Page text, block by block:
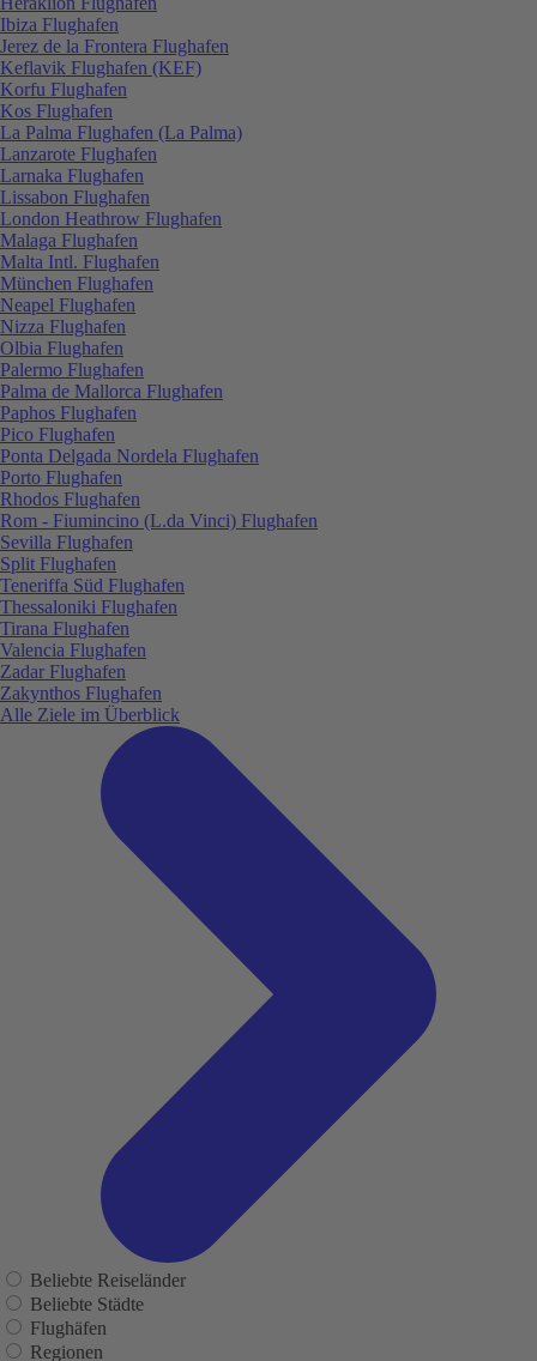
Ibiza Flughafen
Jerez de la Frontera Flughafen
Keflavik Flughafen (KEF)
Korfu Flughafen
Kos Flughafen
La Palma Flughafen (La Palma)
Lanzarote Flughafen
Larnaka Flughafen
Lissabon Flughafen
London Heathrow Flughafen
Malaga Flughafen
Malta Intl. Flughafen
München Flughafen
Neapel Flughafen
Nizza Flughafen
Olbia Flughafen
Palermo Flughafen
Palma de Mallorca Flughafen
Paphos Flughafen
Pico Flughafen
Ponta Delgada Nordela Flughafen
Porto Flughafen
Rhodos Flughafen
Rom - Fiumincino (L.da Vinci) Flughafen
Sevilla Flughafen
Split Flughafen
Teneriffa Süd Flughafen
Thessaloniki Flughafen
Tirana Flughafen
Valencia Flughafen
Zadar Flughafen
Zakynthos Flughafen
Alle Ziele im Überblick
Beliebte Reiseländer
Beliebte Städte
Flughäfen
Regionen